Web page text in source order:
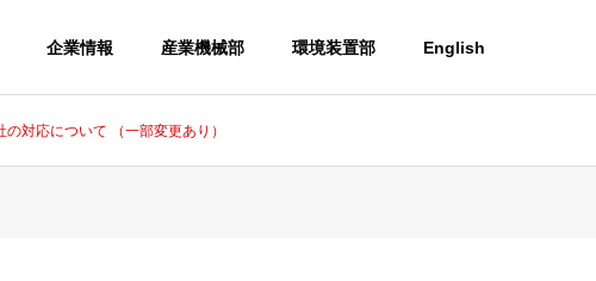
企業情報 産業機械部 環境装置部 English
対応について （一部変更あり）